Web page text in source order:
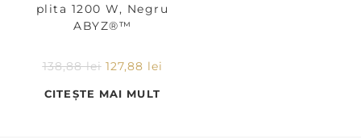
plita 1200 W, Negru
ABYZ®™
138,88lei 127,88 lei
CITEȘTE MAI MULT